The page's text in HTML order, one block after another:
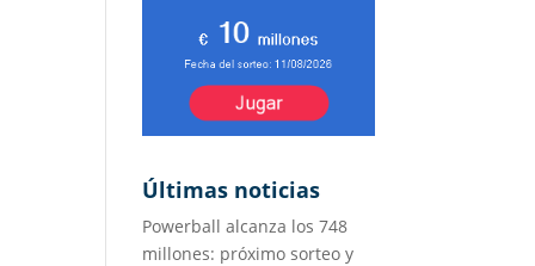
Últimas noticias
Powerball alcanza los 748
millones: próximo sorteo y